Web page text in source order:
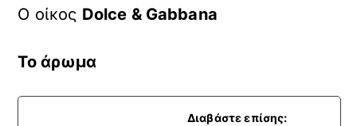
O οίκος Dolce & Gabbana
To άρωμα
Διαβάστε επίσης: